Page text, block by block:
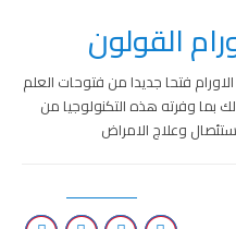
القولون
فتحا جديدا من فتوحات العلم
بما وفرته هذه التكنولوجيا من
وعلاج الامراض